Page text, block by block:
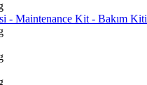
- Maintenance Kit - Bakım Kiti